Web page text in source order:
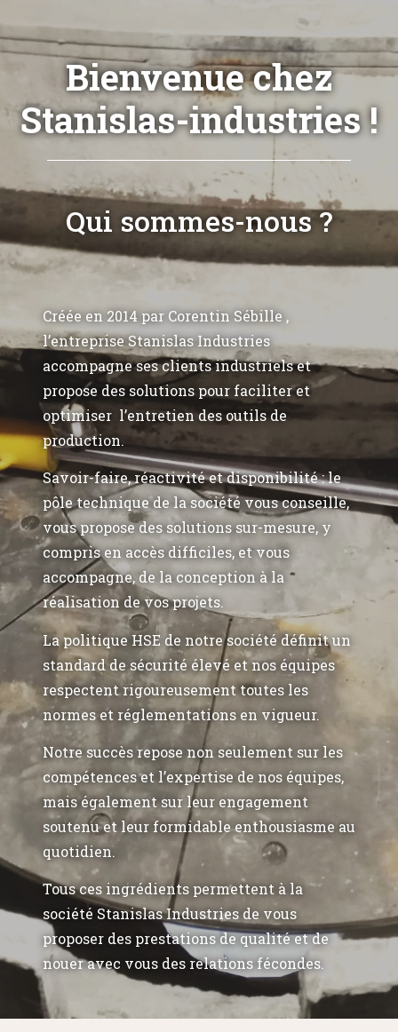
Bienvenue chez
Stanislas-industries !
Qui sommes-nous ?
Créée en 2014 par Corentin Sébille ,
l’entreprise Stanislas Industries
accompagne ses clients industriels et
propose des solutions pour faciliter et
optimiser l’entretien des outils de
production.
Savoir-faire, réactivité et disponibilité : le
pôle technique de la société vous conseille,
vous propose des solutions sur-mesure, y
compris en accès difficiles, et vous
accompagne, de la conception à la
réalisation de vos projets.
La politique HSE de notre société définit un
standard de sécurité élevé et nos équipes
respectent rigoureusement toutes les
normes et réglementations en vigueur.
Notre succès repose non seulement sur les
compétences et l’expertise de nos équipes,
mais également sur leur engagement
soutenu et leur formidable enthousiasme au
quotidien.
Tous ces ingrédients permettent à la
société Stanislas Industries de vous
proposer des prestations de qualité et de
nouer avec vous des relations fécondes.